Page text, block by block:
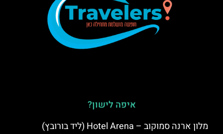
איפה לישון?
מלון ארנה סמוקוב – Hotel Arena (ליד בורובץ)